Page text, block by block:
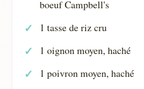
boeuf Campbell's
1 tasse de riz cru
1 oignon moyen, haché
1 poivron moyen, haché